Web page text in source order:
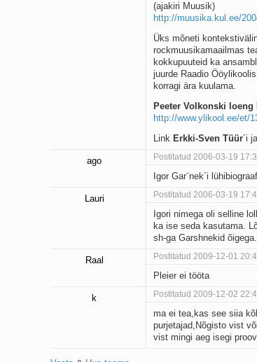
(ajakiri Muusik)
http://muusika.kul.ee/
Üks mõneti
rockmuusikamaailmas
kokkupuuteid ka
juurde Raadio
korragi ära kuulama.
Peeter Volkonski
http://www.ylikool.ee/et/
Link Erkki-Sven Tüür´i
ago Postitatud 2006-03-19
Igor Gar¨nek`i
Lauri Postitatud 2006-03-19
Igori nimega oli selline
ka ise seda kasutama.
sh-ga Garshnekid
Raal Postitatud 2009-12-01
Pleier ei tööta
k Postitatud 2009-12-02
ma ei tea,kas see siia
purjetajad,Nõgisto vist
vist mingi aeg isegi